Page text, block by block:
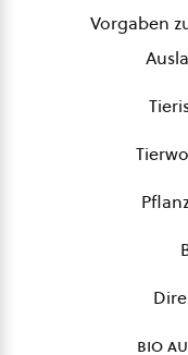
Vorgaben
bio